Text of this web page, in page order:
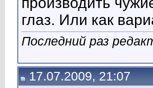
глаз. Или как
Последний раз
17.07.2009, 21:07